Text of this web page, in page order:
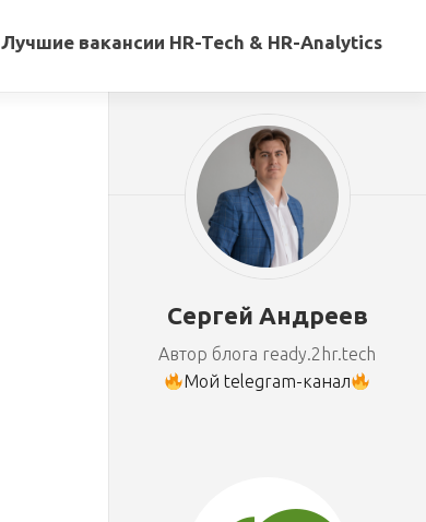
Лучшие вакансии HR-Tech & HR-Analytics
Сергей Андреев
Автор блога ready.2hr.tech
Мой telegram-канал